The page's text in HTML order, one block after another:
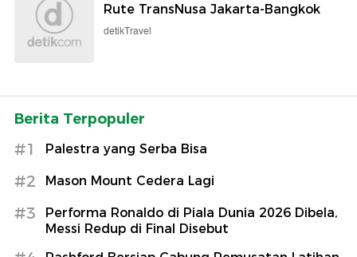
Rute TransNusa Jakarta-Bangkok
detikTravel
Berita Terpopuler
#1 Palestra yang Serba Bisa
#2 Mason Mount Cedera Lagi
#3
Performa Ronaldo di Piala Dunia 2026 Dibela,
Messi Redup di Final Disebut